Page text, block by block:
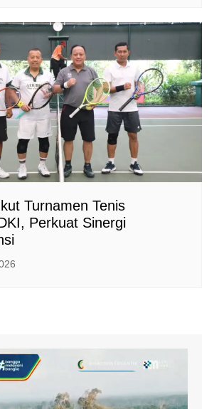
Turnamen Tenis
Perkuat Sinergi